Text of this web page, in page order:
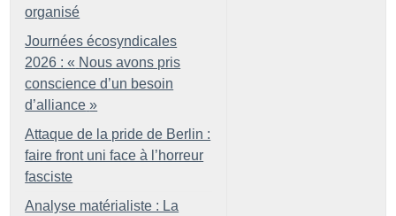
organisé
Journées écosyndicales
2026 : « Nous avons pris
conscience d’un besoin
d’alliance »
Attaque de la pride de Berlin :
faire front uni face à l’horreur
fasciste
Analyse matérialiste : La